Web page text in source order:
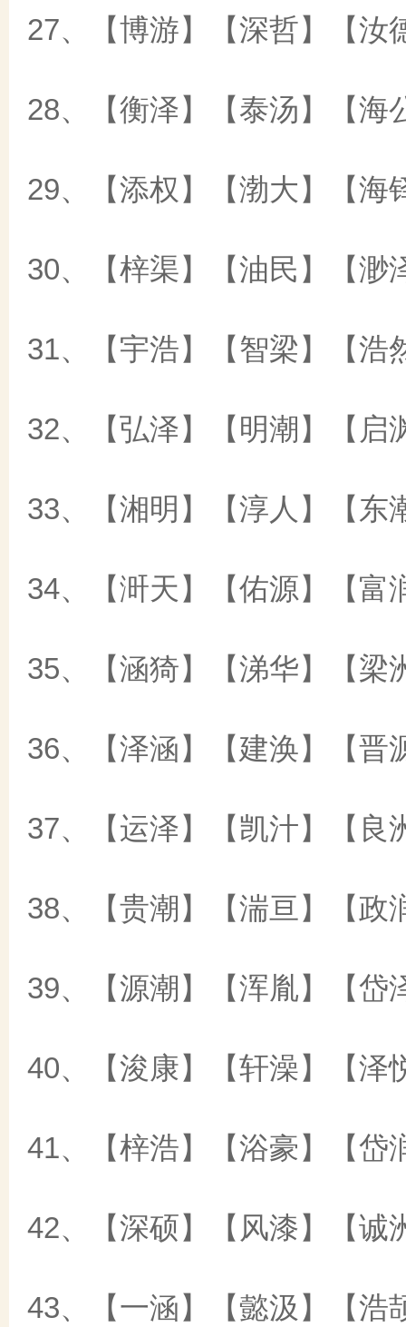
27、【博游】【深哲】【汝
28、【衡泽】【泰汤】【海
29、【添权】【渤大】【海
30、【梓渠】【油民】【渺
31、【宇浩】【智梁】【浩
32、【弘泽】【明潮】【启
33、【湘明】【淳人】【东
34、【涆天】【佑源】【富
35、【涵猗】【涕华】【梁
36、【泽涵】【建涣】【晋
37、【运泽】【凯汁】【良
38、【贵潮】【湍亘】【政
39、【源潮】【浑胤】【岱
40、【浚康】【轩澡】【泽
41、【梓浩】【浴豪】【岱
42、【深硕】【风漆】【诚
43、【一涵】【懿汲】【浩